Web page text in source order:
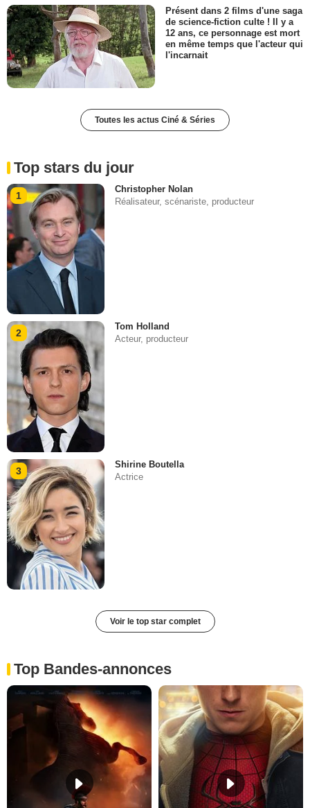
Présent dans 2 films d'une saga
de science-fiction culte ! Il y a
12 ans, ce personnage est mort
en même temps que l'acteur qui
l'incarnait
Toutes les actus Ciné & Séries
Top stars du jour
1
Christopher Nolan
Réalisateur, scénariste, producteur
2
Tom Holland
Acteur, producteur
3
Shirine Boutella
Actrice
Voir le top star complet
Top Bandes-annonces